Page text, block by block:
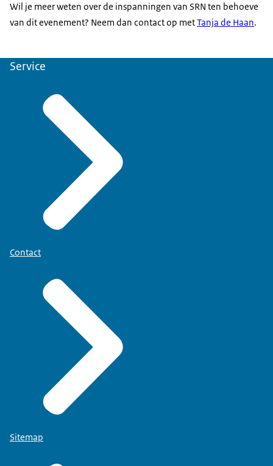
Wil je meer weten over de inspanningen van SRN ten behoeve
van dit evenement? Neem dan contact op metTanja de Haan.
Service
Contact
Sitemap